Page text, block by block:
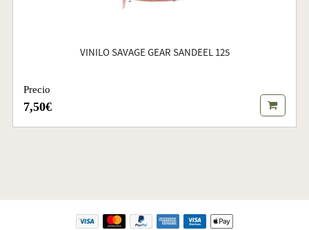
VINILO SAVAGE GEAR SANDEEL 125
Precio
7,50€